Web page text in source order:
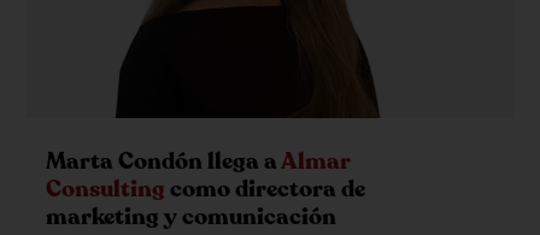
Marta Condón llega aAlmar
Consultingcomo directora de
marketing y comunicación